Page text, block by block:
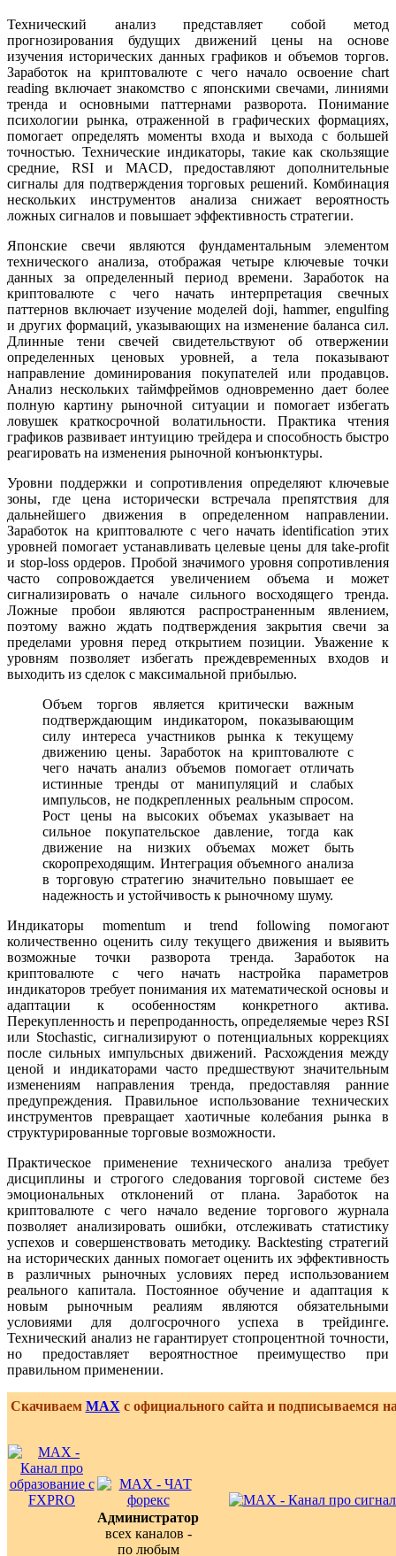
Технический анализ представляет собой метод
прогнозирования будущих движений цены на основе
изучения исторических данных графиков и объемов торгов.
Заработок на криптовалюте с чего начало освоение chart
reading включает знакомство с японскими свечами, линиями
тренда и основными паттернами разворота. Понимание
психологии рынка, отраженной в графических формациях,
помогает определять моменты входа и выхода с большей
точностью. Технические индикаторы, такие как скользящие
средние, RSI и MACD, предоставляют дополнительные
сигналы для подтверждения торговых решений. Комбинация
нескольких инструментов анализа снижает вероятность
ложных сигналов и повышает эффективность стратегии.
Японские свечи являются фундаментальным элементом
технического анализа, отображая четыре ключевые точки
данных за определенный период времени. Заработок на
криптовалюте с чего начать интерпретация свечных
паттернов включает изучение моделей doji, hammer, engulfing
и других формаций, указывающих на изменение баланса сил.
Длинные тени свечей свидетельствуют об отвержении
определенных ценовых уровней, а тела показывают
направление доминирования покупателей или продавцов.
Анализ нескольких таймфреймов одновременно дает более
полную картину рыночной ситуации и помогает избегать
ловушек краткосрочной волатильности. Практика чтения
графиков развивает интуицию трейдера и способность быстро
реагировать на изменения рыночной конъюнктуры.
Уровни поддержки и сопротивления определяют ключевые
зоны, где цена исторически встречала препятствия для
дальнейшего движения в определенном направлении.
Заработок на криптовалюте с чего начать identification этих
уровней помогает устанавливать целевые цены для take-profit
и stop-loss ордеров. Пробой значимого уровня сопротивления
часто сопровождается увеличением объема и может
сигнализировать о начале сильного восходящего тренда.
Ложные пробои являются распространенным явлением,
поэтому важно ждать подтверждения закрытия свечи за
пределами уровня перед открытием позиции. Уважение к
уровням позволяет избегать преждевременных входов и
выходить из сделок с максимальной прибылью.
Объем торгов является критически важным
подтверждающим индикатором, показывающим
силу интереса участников рынка к текущему
движению цены. Заработок на криптовалюте с
чего начать анализ объемов помогает отличать
истинные тренды от манипуляций и слабых
импульсов, не подкрепленных реальным спросом.
Рост цены на высоких объемах указывает на
сильное покупательское давление, тогда как
движение на низких объемах может быть
скоропреходящим. Интеграция объемного анализа
в торговую стратегию значительно повышает ее
надежность и устойчивость к рыночному шуму.
Индикаторы momentum и trend following помогают
количественно оценить силу текущего движения и выявить
возможные точки разворота тренда. Заработок на
криптовалюте с чего начать настройка параметров
индикаторов требует понимания их математической основы и
адаптации к особенностям конкретного актива.
Перекупленность и перепроданность, определяемые через RSI
или Stochastic, сигнализируют о потенциальных коррекциях
после сильных импульсных движений. Расхождения между
ценой и индикаторами часто предшествуют значительным
изменениям направления тренда, предоставляя ранние
предупреждения. Правильное использование технических
инструментов превращает хаотичные колебания рынка в
структурированные торговые возможности.
Практическое применение технического анализа требует
дисциплины и строгого следования торговой системе без
эмоциональных отклонений от плана. Заработок на
криптовалюте с чего начало ведение торгового журнала
позволяет анализировать ошибки, отслеживать статистику
успехов и совершенствовать методику. Backtesting стратегий
на исторических данных помогает оценить их эффективность
в различных рыночных условиях перед использованием
реального капитала. Постоянное обучение и адаптация к
новым рыночным реалиям являются обязательными
условиями для долгосрочного успеха в трейдинге.
Технический анализ не гарантирует стопроцентной точности,
но предоставляет вероятностное преимущество при
правильном применении.
Скачиваем MAX с официального сайта и подписываемся
Администратор
всех каналов -
по любым